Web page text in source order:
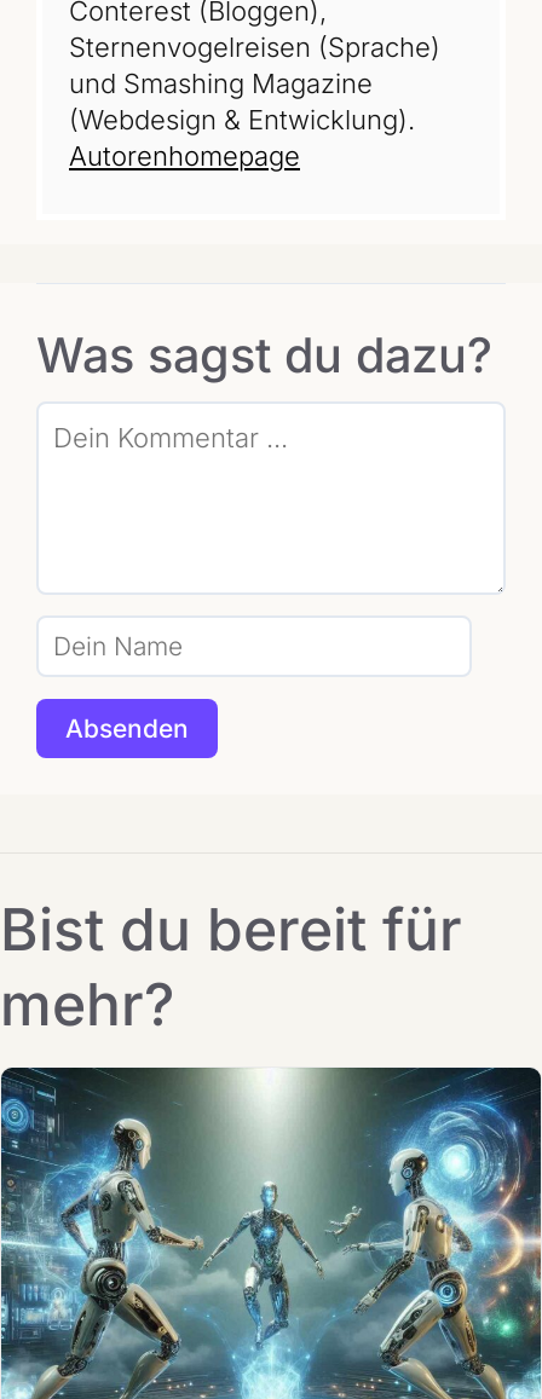
Conterest (Bloggen),
Sternenvogelreisen (Sprache)
und Smashing Magazine
(Webdesign & Entwicklung).
Autorenhomepage
Was sagst du dazu?
Bist du bereit für
mehr?